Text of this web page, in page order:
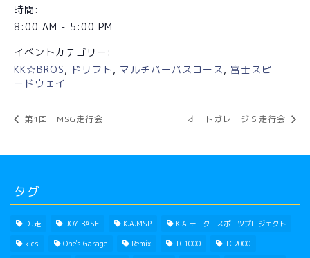
時間:
8:00 AM - 5:00 PM
イベントカテゴリー:
KK☆BROS, ドリフト, マルチパーパスコース, 富士スピ
ードウェイ
第1回 MSG走行会 オートガレージＳ走行会
タグ
DJ走 JOY-BASE K.A.MSP K.A.モータースポーツプロジェクト
kics One's Garage Remix TC1000 TC2000